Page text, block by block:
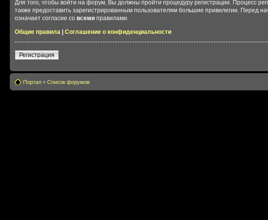
Для того, чтобы войти на форум, Вы должны пройти процедуру регистрации. Процесс
также предоставить зарегистрированным пользователям большие привилегии. Перед
означает согласие со всеми правилами.
Общие правила
Соглашение о конфиденциальности
Регистрация
Портал » Список форумов